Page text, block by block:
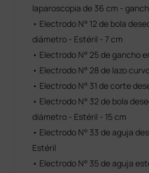
laparoscopia de 36 cm -
• Electrodo N° 12 de bola
diámetro - Estéril - 7 cm
• Electrodo N° 25 de gancho
• Electrodo N° 28 de lazo
• Electrodo N° 31 de corte
• Electrodo N° 32 de bola
diámetro - Estéril - 15 cm
• Electrodo N° 33 de aguja
Estéril
• Electrodo N° 35 de aguja